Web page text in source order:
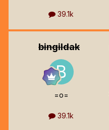
39.1k
bingildak
=o=
39.1k